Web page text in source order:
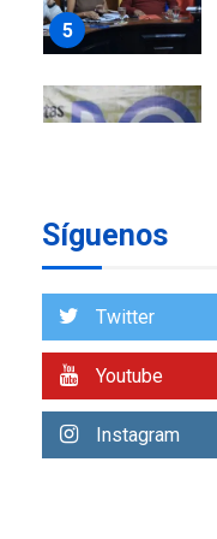
5
7
Síguenos
Twitter
Youtube
Instagram